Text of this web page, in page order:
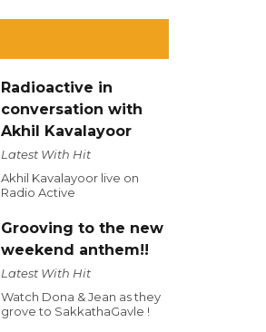
Radioactive in
conversation with
Akhil Kavalayoor
Latest With Hit
Akhil Kavalayoor live on
Radio Active
Grooving to the new
weekend anthem!!
Latest With Hit
Watch Dona & Jean as they
grove to SakkathaGavle !